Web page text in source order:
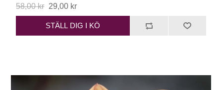
58,00 kr 29,00 kr
STÄLL DIG I KÖ